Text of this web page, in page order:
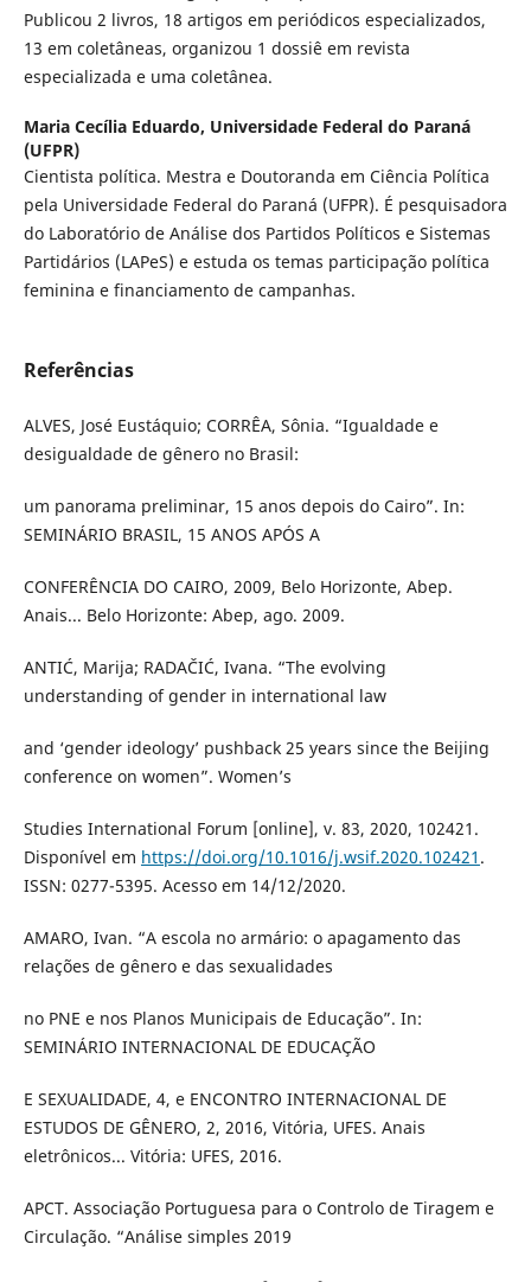
Publicou 2 livros, 18 artigos em periódicos especializados,
13 em coletâneas, organizou 1 dossiê em revista
especializada e uma coletânea.
Maria Cecília Eduardo, Universidade Federal do Paraná
(UFPR)
Cientista política. Mestra e Doutoranda em Ciência Política
pela Universidade Federal do Paraná (UFPR). É pesquisadora
do Laboratório de Análise dos Partidos Políticos e Sistemas
Partidários (LAPeS) e estuda os temas participação política
feminina e financiamento de campanhas.
Referências
ALVES, José Eustáquio; CORRÊA, Sônia. “Igualdade e
desigualdade de gênero no Brasil:
um panorama preliminar, 15 anos depois do Cairo”. In:
SEMINÁRIO BRASIL, 15 ANOS APÓS A
CONFERÊNCIA DO CAIRO, 2009, Belo Horizonte, Abep.
Anais... Belo Horizonte: Abep, ago. 2009.
ANTIĆ, Marija; RADAČIĆ, Ivana. “The evolving
understanding of gender in international law
and ‘gender ideology’ pushback 25 years since the Beijing
conference on women”. Women’s
Studies International Forum [online], v. 83, 2020, 102421.
Disponível em https://doi.org/10.1016/j.wsif.2020.102421 .
ISSN: 0277-5395. Acesso em 14/12/2020.
AMARO, Ivan. “A escola no armário: o apagamento das
relações de gênero e das sexualidades
no PNE e nos Planos Municipais de Educação”. In:
SEMINÁRIO INTERNACIONAL DE EDUCAÇÃO
E SEXUALIDADE, 4, e ENCONTRO INTERNACIONAL DE
ESTUDOS DE GÊNERO, 2, 2016, Vitória, UFES. Anais
eletrônicos... Vitória: UFES, 2016.
APCT. Associação Portuguesa para o Controlo de Tiragem e
Circulação. “Análise simples 2019